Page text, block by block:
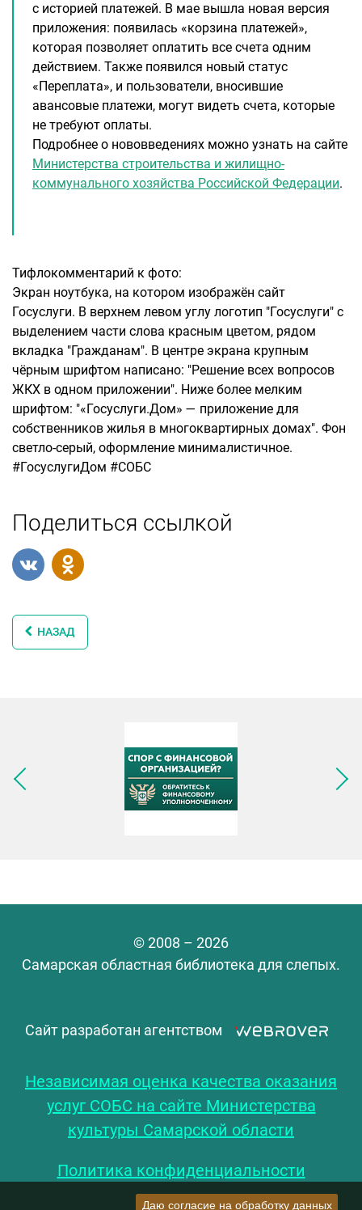
с историей платежей. В мае вышла новая версия
приложения: появилась «корзина платежей»,
которая позволяет оплатить все счета одним
действием. Также появился новый статус
«Переплата», и пользователи, вносившие
авансовые платежи, могут видеть счета, которые
не требуют оплаты.
Подробнее о нововведениях можно узнать на сайте
Министерства строительства и жилищно-
коммунального хозяйства Российской Федерации.
Тифлокомментарий к фото:
Экран ноутбука, на котором изображён сайт
Госуслуги. В верхнем левом углу логотип "Госуслуги" с
выделением части слова красным цветом, рядом
вкладка "Гражданам". В центре экрана крупным
чёрным шрифтом написано: "Решение всех вопросов
ЖКХ в одном приложении". Ниже более мелким
шрифтом: "«Госуслуги.Дом» — приложение для
собственников жилья в многоквартирных домах". Фон
светло-серый, оформление минималистичное.
#ГосуслугиДом #СОБС
Поделиться ссылкой
НАЗАД
Следующее изображение
© 2008 – 2026
Самарская областная библиотека для слепых.
Сайт разработан агентством
Независимая оценка качества оказания
услуг СОБС на сайте Министерства
культуры Самарской области
Политика конфиденциальности
Даю согласие на обработку данных